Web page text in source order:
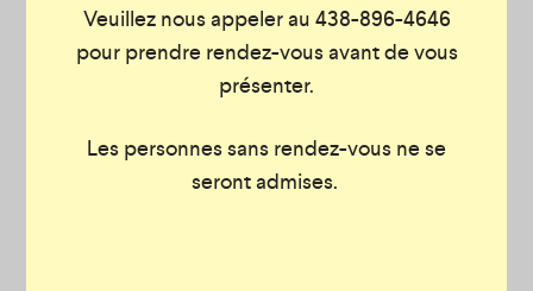
Veuillez nous appeler au 438-896-4646
pour prendre rendez-vous avant de vous
présenter.
Les personnes sans rendez-vous ne se
seront admises.